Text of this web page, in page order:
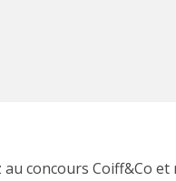
au concours Coiff&Co